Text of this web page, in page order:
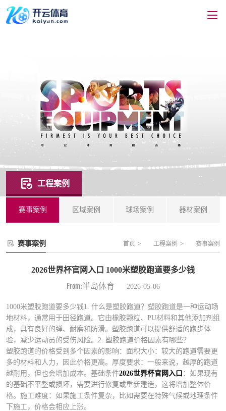
工程案例
赛事案例 区域案例 球场案例 器材案例
赛事案例 首页 > 工程案例 > 赛事案例
2026世界杯官网入口 1000米塑胶跑道要多少钱
From:半岛体育 2026-05-06
1000米塑胶跑道要多少钱1. 什么是塑胶跑道？塑胶跑道是一种运动场
地材料，通常用于田径跑道。它由橡胶颗粒、PU材料和其他添加剂组
成，具有良好的弹、耐磨和防滑。塑胶跑道可以提供舒适的跑步体
验，减少运动员的受伤风险。2. 塑胶跑道价格因素有哪些？
塑胶跑道的价格受到多个因素的影响：面积大小：较大的跑道需要更
多的材料和人力，因此价格更高。厚度要求：一般来说，越厚的跑道
越耐用，但也会增加成本。基础条件2026世界杯官网入口 ：如果现有
的基础不平整或损坏，需要进行修复或重新建造，这将增加整体价
格。施工难度：如果施工条件复杂，比如需要在特殊气候或地理条件
下施工，价格会相应上涨。